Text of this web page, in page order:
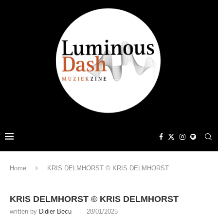
Home KRIS DELMHORST © KRIS DELMHORST
KRIS DELMHORST © KRIS DELMHORST
written by Didier Becu 28/01/2025